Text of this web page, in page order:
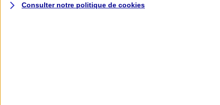
Consulter notre politique de cookies